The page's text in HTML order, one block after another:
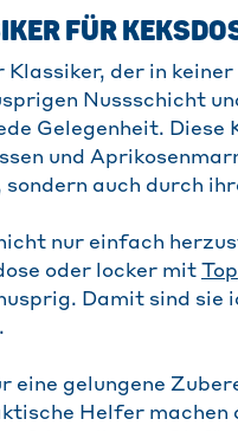
FÜR
Klassiker, der in
Nussschicht
Gelegenheit.
und
sondern auch durch
nur einfach
oder locker mit
Damit sind
eine gelungene
Helfer machen